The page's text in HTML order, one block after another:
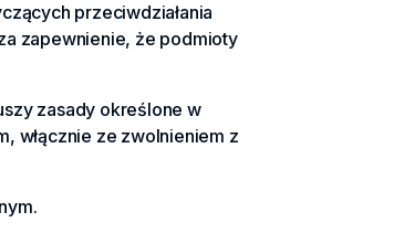
przeciwdziałania
zapewnienie, że podmioty
zasady określone w
włącznie ze zwolnieniem z